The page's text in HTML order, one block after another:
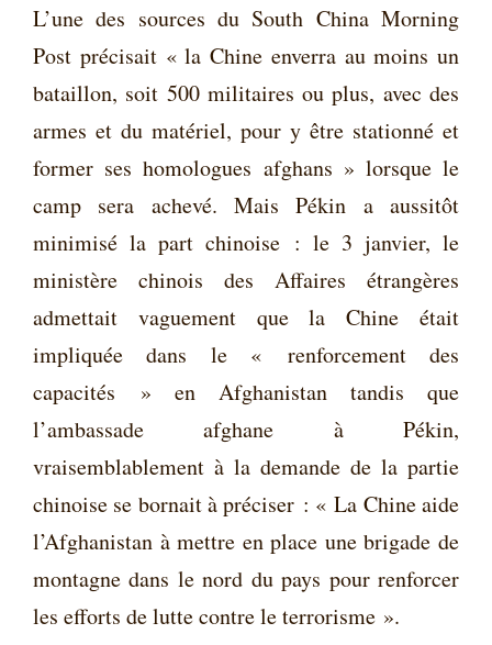
L’une des sources du South China Morning
Post précisait « la Chine enverra au moins un
bataillon, soit 500 militaires ou plus, avec des
armes et du matériel, pour y être stationné et
former ses homologues afghans » lorsque le
camp sera achevé. Mais Pékin a aussitôt
minimisé la part chinoise : le 3 janvier, le
ministère chinois des Affaires étrangères
admettait vaguement que la Chine était
impliquée dans le « renforcement des
capacités » en Afghanistan tandis que
l’ambassade afghane à Pékin,
vraisemblablement à la demande de la partie
chinoise se bornait à préciser : « La Chine aide
l’Afghanistan à mettre en place une brigade de
montagne dans le nord du pays pour renforcer
les efforts de lutte contre le terrorisme ».